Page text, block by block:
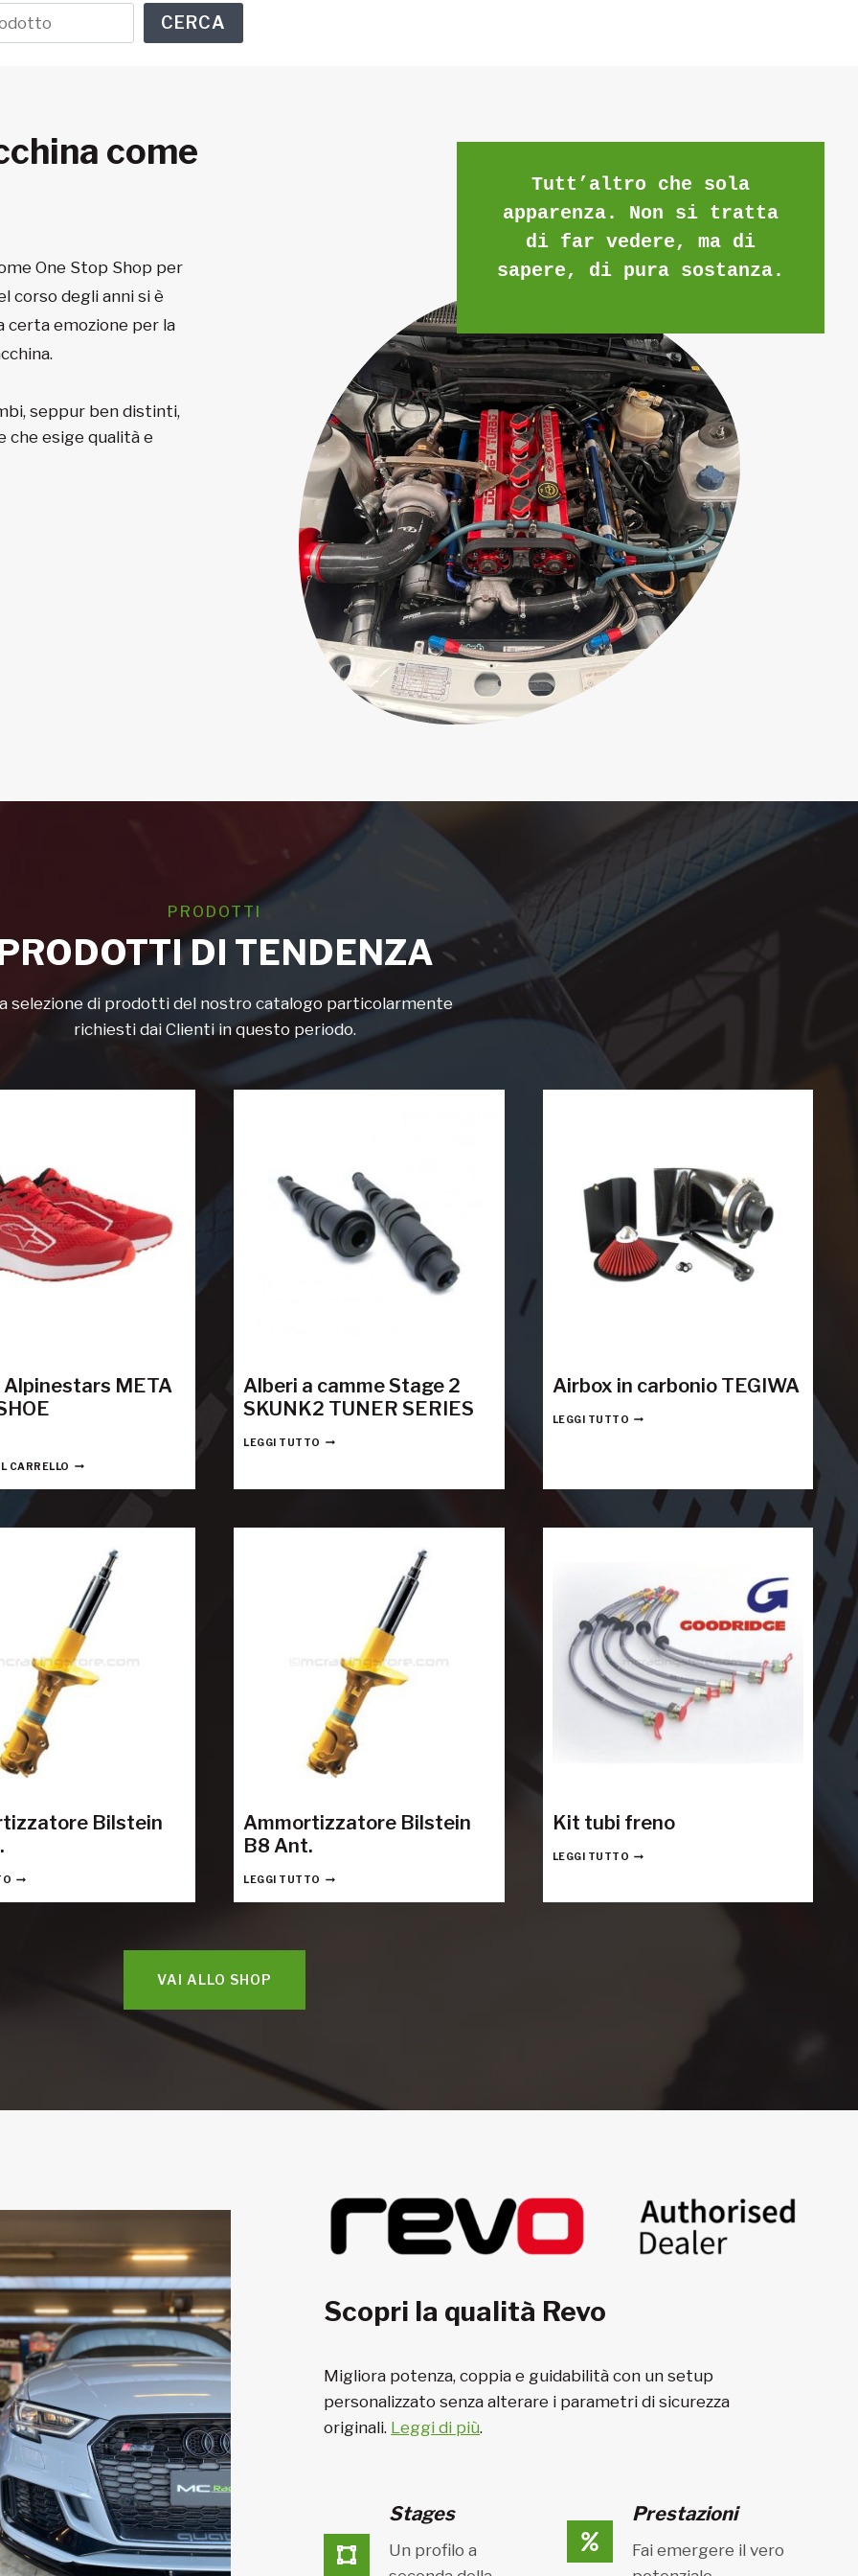
CERCA
come
One Stop Shop per
corso degli anni si è
certa emozione per la
seppur ben distinti,
che esige qualità e
Tutt’altro che sola
apparenza. Non si tratta
di far vedere, ma di
sapere, di pura sostanza.
PRODOTTI
DI TENDENZA
selezione di prodotti del nostro catalogo particolarmente
richiesti dai Clienti in questo periodo.
Alpinestars META
CARRELLO
Alberi a camme Stage 2
SKUNK2 TUNER SERIES
LEGGI TUTTO
Airbox in carbonio TEGIWA
LEGGI TUTTO
Bilstein
Ammortizzatore Bilstein
B8 Ant.
LEGGI TUTTO
Kit tubi freno
LEGGI TUTTO
VAI ALLO SHOP
Scopri la qualità Revo
Migliora potenza, coppia e guidabilità con un setup
personalizzato senza alterare i parametri di sicurezza
originali. Leggi di più.
Stages
Un profilo a
Prestazioni
Fai emergere il vero